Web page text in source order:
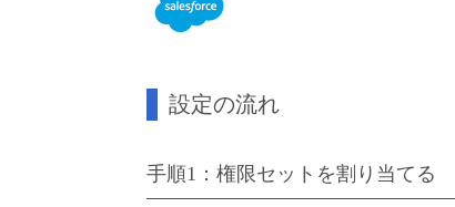
設定の流れ
手順1：権限セットを割り当てる